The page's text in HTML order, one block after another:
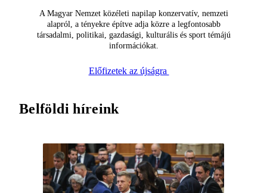
A Magyar Nemzet közéleti napilap konzervatív, nemzeti
alapról, a tényekre építve adja közre a legfontosabb
társadalmi, politikai, gazdasági, kulturális és sport témájú
információkat.
Előfizetek az újságra
Belföldi híreink